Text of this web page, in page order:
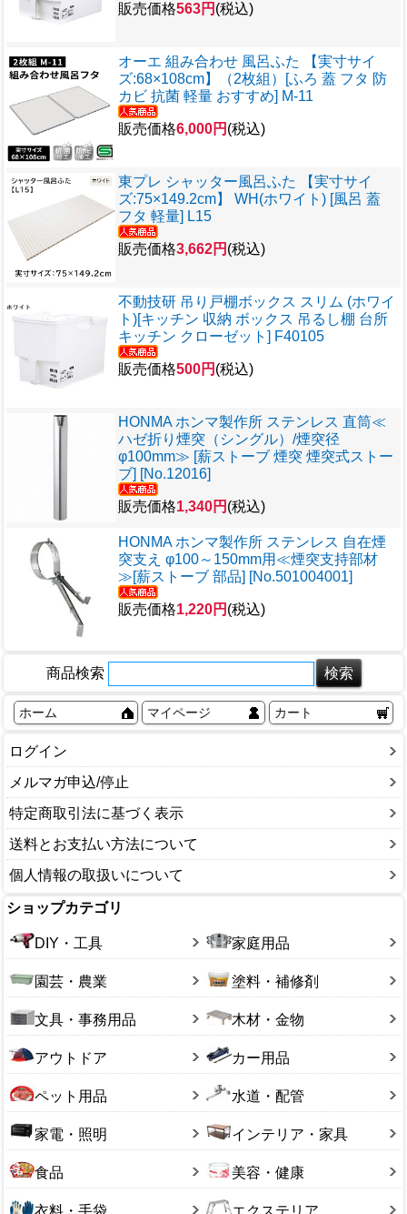
販売価格563円 (税込)
オーエ 組み合わせ 風呂ふた 【実寸サイ
ズ:68×108cm】（2枚組）[ふろ 蓋 フタ 防
カビ 抗菌 軽量 おすすめ] M-11
販売価格6,000円 (税込)
東プレ シャッター風呂ふた 【実寸サイ
ズ:75×149.2cm】 WH(ホワイト) [風呂 蓋
フタ 軽量] L15
販売価格3,662円 (税込)
不動技研 吊り戸棚ボックス スリム (ホワイ
ト)[キッチン 収納 ボックス 吊るし棚 台所
キッチン クローゼット] F40105
販売価格500円 (税込)
HONMA ホンマ製作所 ステンレス 直筒≪
ハゼ折り煙突（シングル）/煙突径
φ100mm≫ [薪ストーブ 煙突 煙突式ストー
ブ] [No.12016]
販売価格1,340円 (税込)
HONMA ホンマ製作所 ステンレス 自在煙
突支え φ100～150mm用≪煙突支持部材
≫[薪ストーブ 部品] [No.501004001]
販売価格1,220円 (税込)
商品検索
ホーム マイページ カート
ログイン
メルマガ申込/停止
特定商取引法に基づく表示
送料とお支払い方法について
個人情報の取扱いについて
ショップカテゴリ
DIY・工具 家庭用品
園芸・農業 塗料・補修剤
文具・事務用品 木材・金物
アウトドア カー用品
ペット用品 水道・配管
家電・照明 インテリア・家具
食品 美容・健康